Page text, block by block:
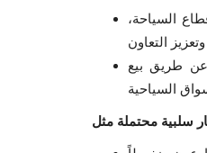
السياحة،
عن طريق بيع